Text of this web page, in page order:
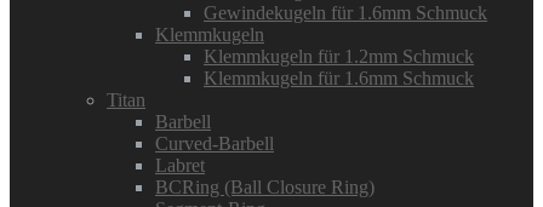
Gewindekugeln für 1.6mm Schmuck
Klemmkugeln
Klemmkugeln für 1.2mm Schmuck
Klemmkugeln für 1.6mm Schmuck
Titan
Barbell
Curved-Barbell
Labret
BCRing (Ball Closure Ring)